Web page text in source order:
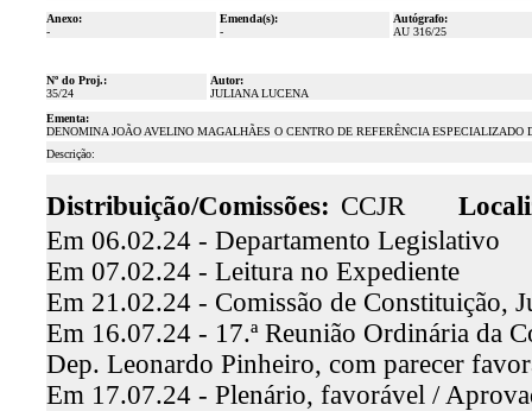
Anexo:
-
Emenda(s):
-
Autógrafo:
AU 316/25
Nº do Proj.:
35/24
Autor:
JULIANA LUCENA
Ementa:
DENOMINA JOÃO AVELINO MAGALHÃES O CENTRO DE REFERÊNCIA
Descrição:
Distribuição/Comissões: CCJR
Em 06.02.24 - Departamento Legislativo
Em 07.02.24 - Leitura no Expediente
Em 21.02.24 - Comissão de Constituição,
Em 16.07.24 - 17.ª Reunião Ordinária da
Dep. Leonardo Pinheiro, com parecer
Em 17.07.24 - Plenário, favorável /